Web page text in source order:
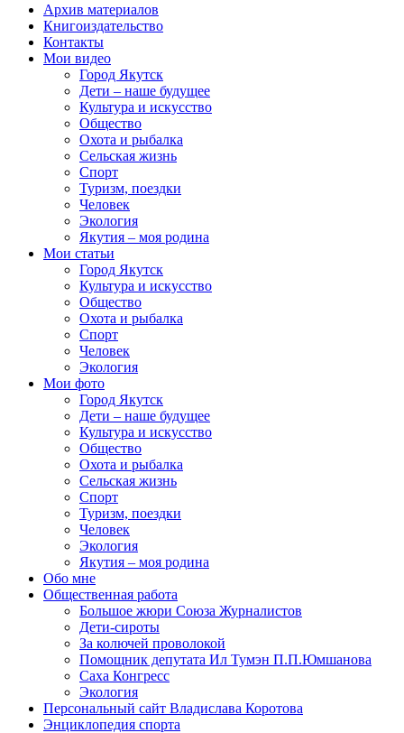
Архив материалов
Книгоиздательство
Контакты
Мои видео
Город Якутск
Дети – наше будущее
Культура и искусство
Общество
Охота и рыбалка
Сельская жизнь
Спорт
Туризм, поездки
Человек
Экология
Якутия – моя родина
Мои статьи
Город Якутск
Культура и искусство
Общество
Охота и рыбалка
Спорт
Человек
Экология
Мои фото
Город Якутск
Дети – наше будущее
Культура и искусство
Общество
Охота и рыбалка
Сельская жизнь
Спорт
Туризм, поездки
Человек
Экология
Якутия – моя родина
Обо мне
Общественная работа
Большое жюри Союза Журналистов
Дети-сироты
За колючей проволокой
Помощник депутата Ил Тумэн П.П.Юмшанова
Саха Конгресс
Экология
Персональный сайт Владислава Коротова
Энциклопедия спорта